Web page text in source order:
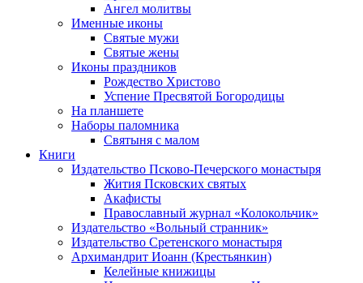
Ангел молитвы
Именные иконы
Святые мужи
Святые жены
Иконы праздников
Рождество Христово
Успение Пресвятой Богородицы
На планшете
Наборы паломника
Святыня с малом
Книги
Издательство Псково-Печерского монастыря
Жития Псковских святых
Акафисты
Православный журнал «Колокольчик»
Издательство «Вольный странник»
Издательство Сретенского монастыря
Архимандрит Иоанн (Крестьянкин)
Келейные книжицы